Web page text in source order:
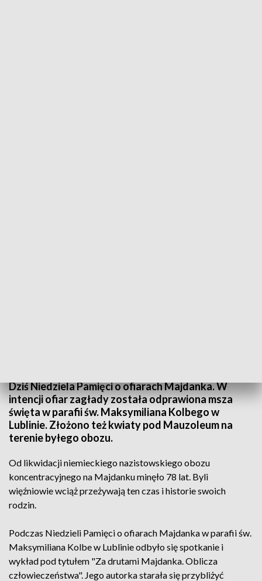
Dziś Niedziela Pamięci o ofiarach Majdanka. W
intencji ofiar zagłady została odprawiona msza
święta w parafii św. Maksymiliana Kolbego w
Lublinie. Złożono też kwiaty pod Mauzoleum na
terenie byłego obozu.
Od likwidacji niemieckiego nazistowskiego obozu
koncentracyjnego na Majdanku minęło 78 lat. Byli
więźniowie wciąż przeżywają ten czas i historie swoich
rodzin.
Podczas Niedzieli Pamięci o ofiarach Majdanka w parafii św.
Maksymiliana Kolbe w Lublinie odbyło się spotkanie i
wykład pod tytułem "Za drutami Majdanka. Oblicza
człowieczeństwa". Jego autorka starała się przybliżyć